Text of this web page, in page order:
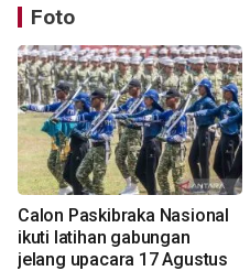
Foto
Calon Paskibraka Nasional
ikuti latihan gabungan
jelang upacara 17 Agustus